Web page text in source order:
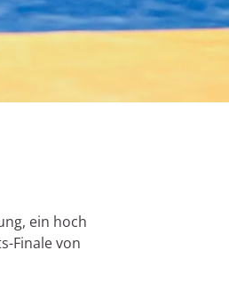
ein hoch
Finale von